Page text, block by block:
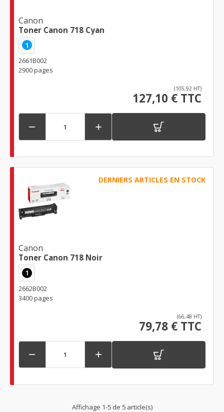
Canon
Toner Canon 718 Cyan
1
2661B002
2900 pages
(105,92 HT)
127,10 € TTC
 
DERNIERS ARTICLES EN STOCK
Canon
Toner Canon 718 Noir
1
2662B002
3400 pages
(66,48 HT)
79,78 € TTC
 
Affichage 1-5 de 5 article(s)